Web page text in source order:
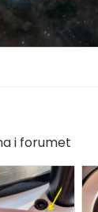
i forumet